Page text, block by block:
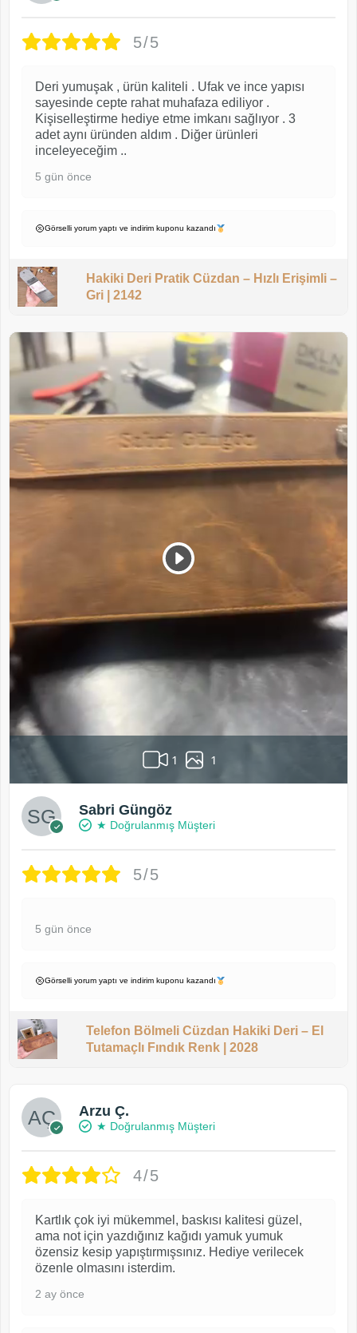
5/5
Deri yumuşak , ürün kaliteli . Ufak ve ince yapısı
sayesinde cepte rahat muhafaza ediliyor .
Kişiselleştirme hediye etme imkanı sağlıyor . 3
adet aynı üründen aldım . Diğer ürünleri
inceleyeceğim ..
5 gün önce
Görselli yorum yaptı ve indirim kuponu kazandı
Hakiki Deri Pratik Cüzdan – Hızlı Erişimli –
Gri | 2142
1 1
Sabri Güngöz
★ Doğrulanmış Müşteri
5/5
5 gün önce
Görselli yorum yaptı ve indirim kuponu kazandı
Telefon Bölmeli Cüzdan Hakiki Deri – El
Tutamaçlı Fındık Renk | 2028
Arzu Ç.
★ Doğrulanmış Müşteri
4/5
Kartlık çok iyi mükemmel, baskısı kalitesi güzel,
ama not için yazdığınız kağıdı yamuk yumuk
özensiz kesip yapıştırmışsınız. Hediye verilecek
özenle olmasını isterdim.
2 ay önce